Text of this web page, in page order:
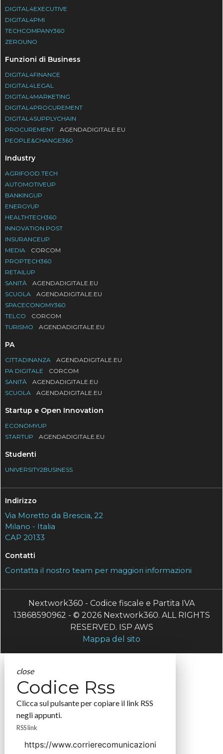
DIGITAL4EXECUTIVE
DIGITAL4PMI
TECHCOMPANY360
ZEROUNO
Funzioni di Business
DIGITAL4FINANCE
DIGITAL4LEGAL
DIGITAL4MARKETING
DIGITAL4PROCUREMENT
DIGITAL4SUPPLYCHAIN
PROCUREMENT
AGENDADIGITALE.EU
PEOPLE&CHANGE360
Industry
AGRIFOOD.TECH
AUTOMOTIVEUP
BANKINGUP
ENERGYUP
HEALTHTECH360
INNOVATION POST
INSURANCEUP
MEDIA
CORCOM
PROPTECH360
RETAILUP
SANITÀ
AGENDADIGITALE.EU
SCUOLA
AGENDADIGITALE.EU
SPACECONOMY360
TELCO
CORCOM
TURISMO
AGENDADIGITALE.EU
PA
CITTADINANZA
AGENDADIGITALE.EU
PA DIGITALE
CORCOM
SANITÀ
AGENDADIGITALE.EU
SCUOLA
AGENDADIGITALE.EU
Startup e Open Innovation
ECONOMYUP
STARTUP
AGENDADIGITALE.EU
Studenti
UNIVERSITY2BUSINESS
Indirizzo
Via Moretto da Brescia, 22
Milano - Italia
CAP 20133
Contatti
Contatta il nostro team per maggiori informazioni
Nextwork360 - Codice fiscale e Partita IVA
13868590962 - © 2026 Nextwork360. ALL RIGHTS
RESERVED. ISP AWS
Mappa del sito
close
Codice Rss
Clicca sul pulsante per copiare il link RSS
negli appunti.
RSS link